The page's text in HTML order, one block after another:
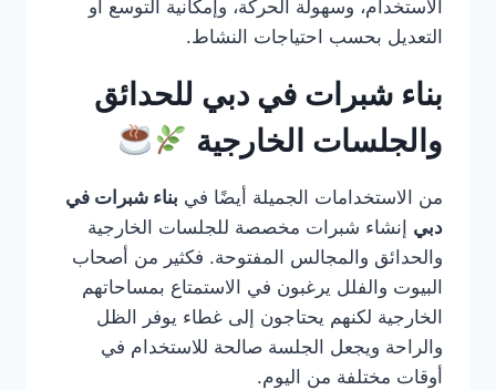
الاستخدام، وسهولة الحركة، وإمكانية التوسع أو
التعديل بحسب احتياجات النشاط.
بناء شبرات في دبي للحدائق
والجلسات الخارجية
من الاستخدامات الجميلة أيضًا في بناء شبرات في
دبي إنشاء شبرات مخصصة للجلسات الخارجية
والحدائق والمجالس المفتوحة. فكثير من أصحاب
البيوت والفلل يرغبون في الاستمتاع بمساحاتهم
الخارجية لكنهم يحتاجون إلى غطاء يوفر الظل
والراحة ويجعل الجلسة صالحة للاستخدام في
أوقات مختلفة من اليوم.